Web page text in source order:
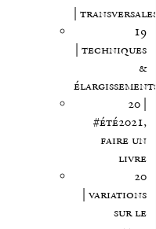
| transversales
19
| techniques
&
élargissements
20 |
#été2021,
faire un
livre
20
| variations
sur le